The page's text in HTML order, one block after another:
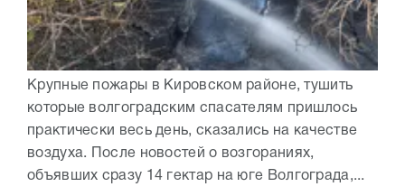
Крупные пожары в Кировском районе, тушить
которые волгоградским спасателям пришлось
практически весь день, сказались на качестве
воздуха. После новостей о возгораниях,
объявших сразу 14 гектар на юге Волгограда,...